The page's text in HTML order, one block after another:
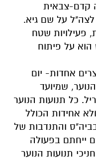
קדם-צבאית
לצה"ל על שם גיא.
פעילויות שטח
הוא על פיתוח
אחדות- יום
שמיועד
כל תנועות הנוער
אחידות הכולל
והתנדבות של
ייחתם בפעולה
תנועות הנוער